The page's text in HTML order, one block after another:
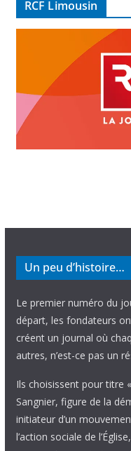
RCF Limousin
Un peu d’histoire…
Le premier numéro du
départ, les fondateurs
créent un journal où
autres, n’est-ce pas un
Ils choisissent pour titre
Sangnier, figure de la
initiateur d’un
l’action sociale de